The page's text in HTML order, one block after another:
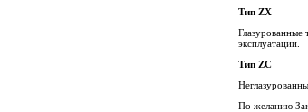
Тип ZX
Глазурованные
эксплуатации.
Тип ZC
По желанию